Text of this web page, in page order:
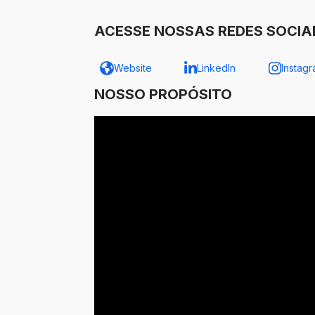
ACESSE NOSSAS REDES
Website LinkedIn
NOSSO PROPÓSITO